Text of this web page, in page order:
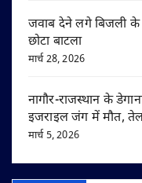
जवाब देने लगे बिजली के
छोटा बाटला
मार्च 28, 2026
नागौर-राजस्थान के
इजराइल जंग में मौत,
मार्च 5, 2026